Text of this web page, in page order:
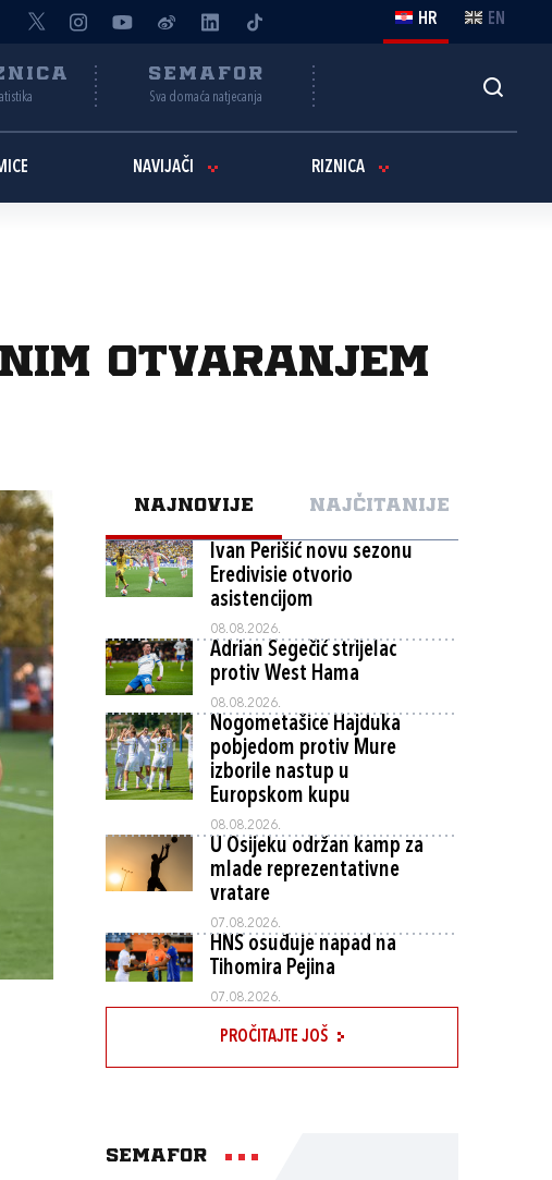
HR EN
SEMAFOR
Sva domaća natjecanja
NAVIJAČI RIZNICA
otvaranjem
NAJNOVIJE NAJČITANIJE
Ivan Perišić novu sezonu
Eredivisie otvorio
asistencijom
08.08.2026.
Adrian Segečić strijelac
protiv West Hama
08.08.2026.
Nogometašice Hajduka
pobjedom protiv Mure
izborile nastup u
Europskom kupu
08.08.2026.
U Osijeku održan kamp za
mlade reprezentativne
vratare
07.08.2026.
HNS osuđuje napad na
Tihomira Pejina
07.08.2026.
PROČITAJTE JOŠ
Semafor